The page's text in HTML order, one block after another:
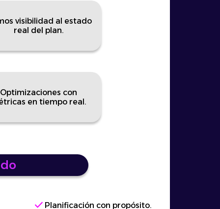
visibilidad al estado
real del plan.
Optimizaciones con
en tiempo real.
check Planificación con propósito.